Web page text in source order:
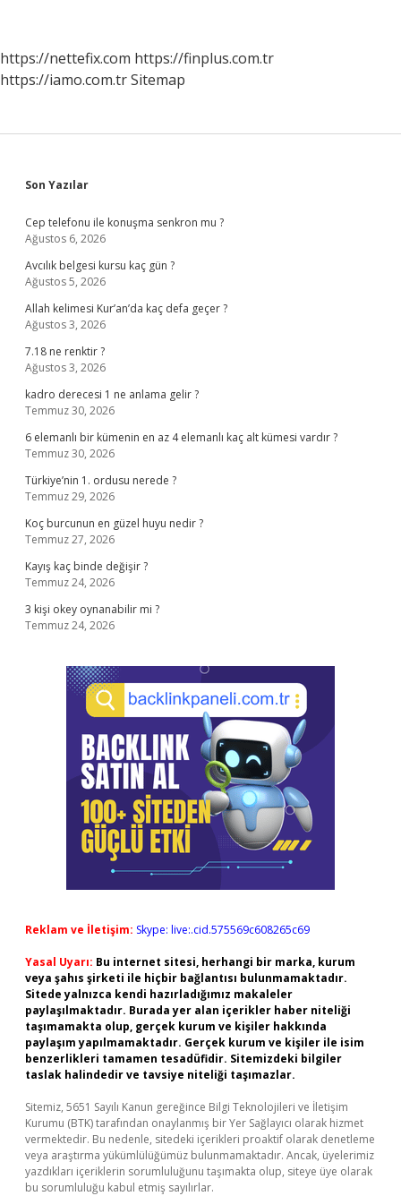
https://nettefix.com https://finplus.com.tr
https://iamo.com.trSitemap
Sidebar
Son Yazılar
Cep telefonu ile konuşma senkron mu ?
Ağustos 6, 2026
Avcılık belgesi kursu kaç gün ?
Ağustos 5, 2026
Allah kelimesi Kur’an’da kaç defa geçer ?
Ağustos 3, 2026
7.18 ne renktir ?
Ağustos 3, 2026
kadro derecesi 1 ne anlama gelir ?
Temmuz 30, 2026
6 elemanlı bir kümenin en az 4 elemanlı kaç alt kümesi vardır ?
Temmuz 30, 2026
Türkiye’nin 1. ordusu nerede ?
Temmuz 29, 2026
Koç burcunun en güzel huyu nedir ?
Temmuz 27, 2026
Kayış kaç binde değişir ?
Temmuz 24, 2026
3 kişi okey oynanabilir mi ?
Temmuz 24, 2026
Reklam ve İletişim: Skype: live:.cid.575569c608265c69
Yasal Uyarı: Bu internet sitesi, herhangi bir marka, kurum
veya şahıs şirketi ile hiçbir bağlantısı bulunmamaktadır.
Sitede yalnızca kendi hazırladığımız makaleler
paylaşılmaktadır. Burada yer alan içerikler haber niteliği
taşımamakta olup, gerçek kurum ve kişiler hakkında
paylaşım yapılmamaktadır. Gerçek kurum ve kişiler ile isim
benzerlikleri tamamen tesadüfidir. Sitemizdeki bilgiler
taslak halindedir ve tavsiye niteliği taşımazlar.
Sitemiz, 5651 Sayılı Kanun gereğince Bilgi Teknolojileri ve İletişim
Kurumu (BTK) tarafından onaylanmış bir Yer Sağlayıcı olarak hizmet
vermektedir. Bu nedenle, sitedeki içerikleri proaktif olarak denetleme
veya araştırma yükümlülüğümüz bulunmamaktadır. Ancak, üyelerimiz
yazdıkları içeriklerin sorumluluğunu taşımakta olup, siteye üye olarak
bu sorumluluğu kabul etmiş sayılırlar.